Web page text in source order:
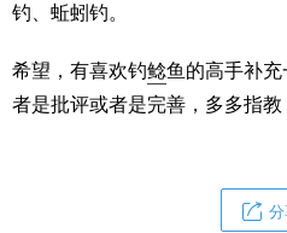
钓、蚯蚓钓。
希望，有喜欢钓鲶鱼的高手补充
者是批评或者是完善，多多指教